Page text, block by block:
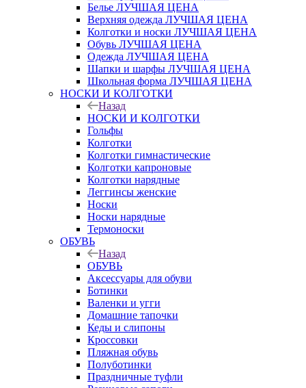
Белье ЛУЧШАЯ ЦЕНА
Верхняя одежда ЛУЧШАЯ ЦЕНА
Колготки и носки ЛУЧШАЯ ЦЕНА
Обувь ЛУЧШАЯ ЦЕНА
Одежда ЛУЧШАЯ ЦЕНА
Шапки и шарфы ЛУЧШАЯ ЦЕНА
Школьная форма ЛУЧШАЯ ЦЕНА
НОСКИ И КОЛГОТКИ
Назад
НОСКИ И КОЛГОТКИ
Гольфы
Колготки
Колготки гимнастические
Колготки капроновые
Колготки нарядные
Леггинсы женские
Носки
Носки нарядные
Термоноски
ОБУВЬ
Назад
ОБУВЬ
Аксессуары для обуви
Ботинки
Валенки и угги
Домашние тапочки
Кеды и слипоны
Кроссовки
Пляжная обувь
Полуботинки
Праздничные туфли